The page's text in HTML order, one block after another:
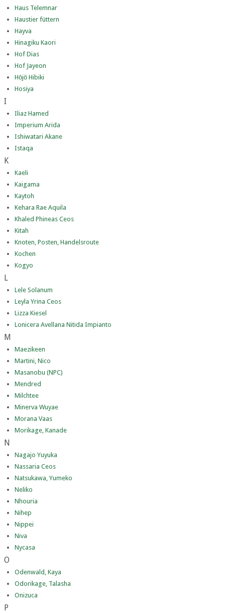
Haus Telemnar
Haustier füttern
Hayva
Hinagiku Kaori
Hof Dias
Hof Jayeon
Hōjō Hibiki
Hosiya
I
Iliaz Hamed
Imperium Arida
Ishiwatari Akane
Istaqa
K
Kaeli
Kaigama
Kaytoh
Kehara Rae Aquila
Khaled Phineas Ceos
Kitah
Knoten, Posten, Handelsroute
Kochen
Kogyo
L
Lele Solanum
Leyla Yrina Ceos
Lizza Kiesel
Lonicera Avellana Nitida Impianto
M
Maezikeen
Martini, Nico
Masanobu (NPC)
Mendred
Milchtee
Minerva Wuyae
Morana Vaas
Morikage, Kanade
N
Nagajo Yuyuka
Nassaria Ceos
Natsukawa, Yumeko
Neliko
Nhouria
Nihep
Nippei
Niva
Nycasa
O
Odenwald, Kaya
Odorikage, Talasha
Onizuca
P